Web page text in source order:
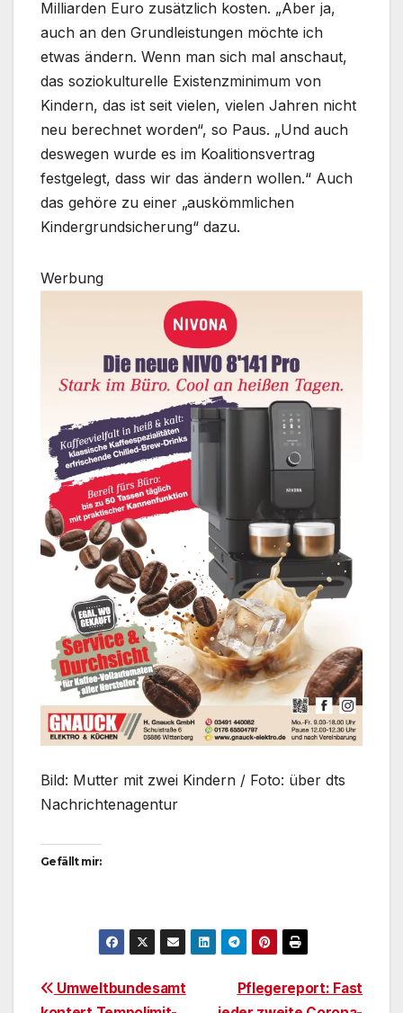
Milliarden Euro zusätzlich kosten. „Aber ja,
auch an den Grundleistungen möchte ich
etwas ändern. Wenn man sich mal anschaut,
das soziokulturelle Existenzminimum von
Kindern, das ist seit vielen, vielen Jahren nicht
neu berechnet worden“, so Paus. „Und auch
deswegen wurde es im Koalitionsvertrag
festgelegt, dass wir das ändern wollen.“ Auch
das gehöre zu einer „auskömmlichen
Kindergrundsicherung“ dazu.
Werbung
Bild: Mutter mit zwei Kindern / Foto: über dts
Nachrichtenagentur
Gefällt mir:
BeitragsnavigationPflegereport: Fast
Umweltbundesamt